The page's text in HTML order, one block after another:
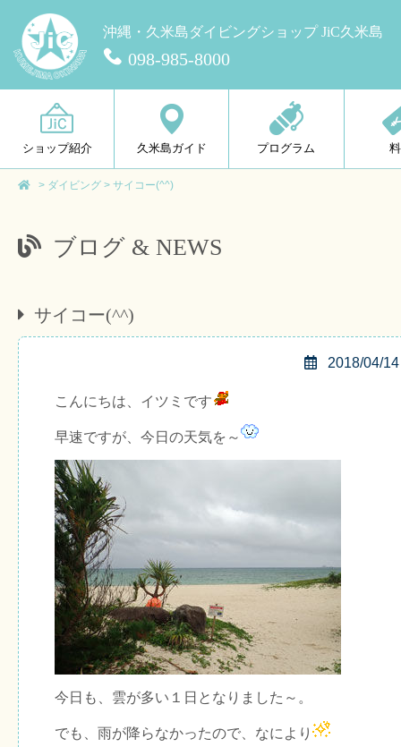
沖縄・久米島ダイビングショップ JiC久米島
098-985-8000
ショップ紹介 久米島ガイド プログラム
> ダイビング > サイコー(^^)
ブログ & NEWS
サイコー(^^)
2018/04/14
こんにちは、イツミです
早速ですが、今日の天気を～
今日も、雲が多い１日となりました～。
でも、雨が降らなかったので、なにより